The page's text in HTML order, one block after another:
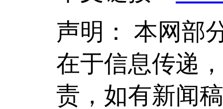
声明： 本网部
在于信息传递
责，如有新闻